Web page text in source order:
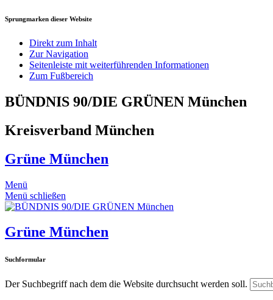
Sprungmarken dieser Website
Direkt zum Inhalt
Zur Navigation
Seitenleiste mit weiterführenden Informationen
Zum Fußbereich
BÜNDNIS 90/DIE GRÜNEN München
Kreisverband München
Grüne München
Menü
Menü schließen
Grüne München
Suchformular
Der Suchbegriff nach dem die Website durchsucht werden soll.